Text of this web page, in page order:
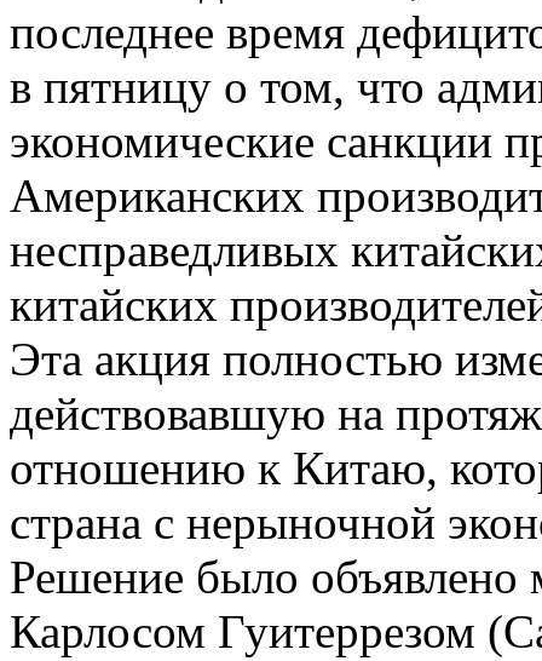
последнее время
в пятницу о том, что
экономические санкции
Американских
несправедливых
китайских
Эта акция полностью
действовавшую на
отношению к Китаю,
страна с нерыночной
Решение было
Карлосом Гуитеррезом